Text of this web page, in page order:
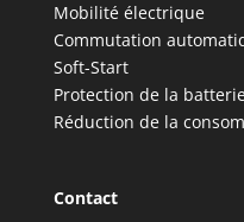
Mobilité électrique
Commutation
Soft-Start
Protection de la
Réduction de la
Contact